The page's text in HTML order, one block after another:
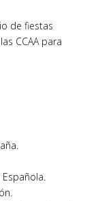
de fiestas
CCAA para